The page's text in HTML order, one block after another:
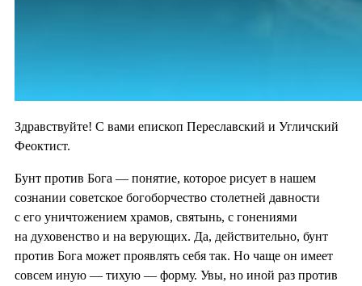
Здравствуйте! С вами епископ Переславский и Угличский
Феоктист.
Бунт против Бога — понятие, которое рисует в нашем
сознании советское богоборчество столетней давности
с его уничтожением храмов, святынь, с гонениями
на духовенство и на верующих. Да, действительно, бунт
против Бога может проявлять себя так. Но чаще он имеет
совсем иную — тихую — форму. Увы, но иной раз против